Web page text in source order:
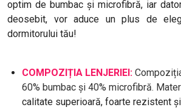
optim de bumbac și microfibră, iar
deosebit, vor aduce un plus de
dormitorului tău!
COMPOZIȚIA LENJERIEI:
60% bumbac și 40% microfibră.
calitate superioară, foarte rezistent